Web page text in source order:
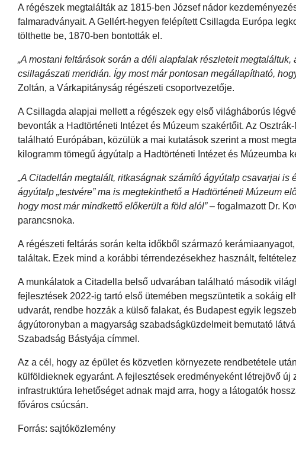
A régészek megtalálták az 1815-ben József nádor
falmaradványait. A Gellért-hegyen felépített Csillagda Európa
tölthette be, 1870-ben bontották el.
„A mostani feltárások során a déli alapfalak részleteit
csillagászati meridián. Így most már pontosan megállapítható,
Zoltán, a Várkapitányság régészeti csoportvezetője.
A Csillagda alapjai mellett a régészek egy első világháborús
bevonták a Hadtörténeti Intézet és Múzeum szakértőit. Az
található Európában, közülük a mai kutatások szerint a most
kilogramm tömegű ágyútalp a Hadtörténeti Intézet és Múzeumba
„A Citadellán megtalált, ritkaságnak számító ágyútalp csavarjai
ágyútalp „testvére” ma is megtekinthető a Hadtörténeti Múzeum
hogy most már mindkettő előkerült a föld alól”– fogalmazott Dr.
parancsnoka.
A régészeti feltárás során kelta időkből származó
találtak. Ezek mind a korábbi térrendezésekhez használt,
A munkálatok a Citadella belső udvarában található második
fejlesztések 2022-ig tartó első ütemében megszüntetik a sokáig
udvarát, rendbe hozzák a külső falakat, és Budapest egyik
ágyútoronyban a magyarság szabadságküzdelmeit bemutató
Szabadság Bástyája címmel.
Az a cél, hogy az épület és közvetlen környezete rendbetétele
külföldieknek egyaránt. A fejlesztések eredményeként létrejövő
infrastruktúra lehetőséget adnak majd arra, hogy a látogatók
főváros csúcsán.
Forrás: sajtóközlemény